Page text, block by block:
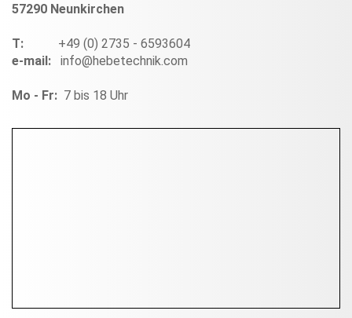
57290 Neunkirchen
T: +49 (0) 2735 - 6593604
e-mail: info@hebetechnik.com
Mo - Fr: 7 bis 18 Uhr